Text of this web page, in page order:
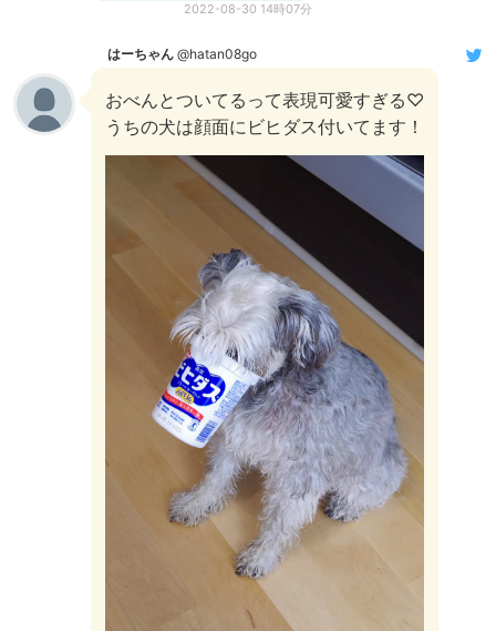
2022-08-30 14時07分
はーちゃん @hatan08go
おべんとついてるって表現可愛すぎる♡
うちの犬は顔面にビヒダス付いてます！